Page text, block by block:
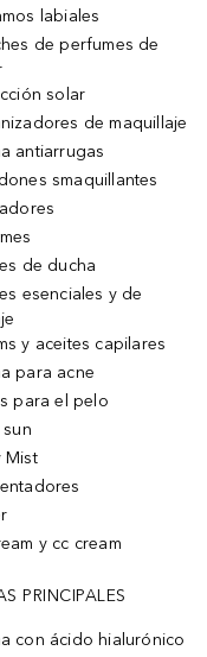
labiales
de perfumes de
solar
de maquillaje
antiarrugas
smaquillantes
de ducha
esenciales y de
y aceites capilares
para acne
para el pelo
Mist
y cc cream
PRINCIPALES
con ácido hialurónico